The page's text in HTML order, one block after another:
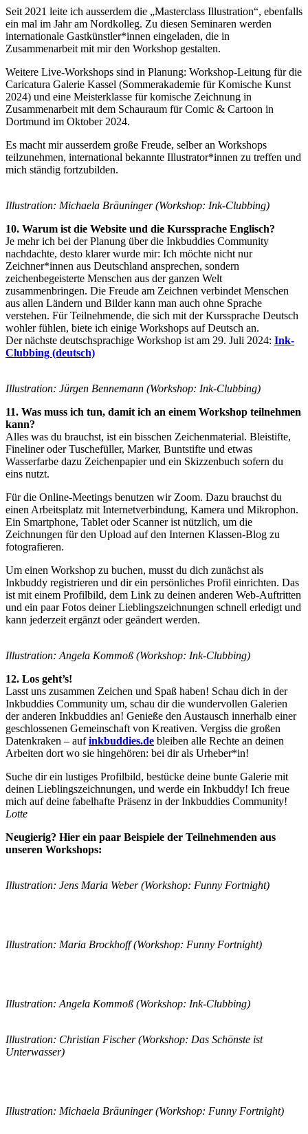
Seit 2021 leite ich ausserdem die „Masterclass Illustration“, ebenfalls
ein mal im Jahr am Nordkolleg. Zu diesen Seminaren werden
internationale Gastkünstler*innen eingeladen, die in
Zusammenarbeit mit mir den Workshop gestalten.
Weitere Live-Workshops sind in Planung: Workshop-Leitung für die
Caricatura Galerie Kassel (Sommerakademie für Komische Kunst
2024) und eine Meisterklasse für komische Zeichnung in
Zusammenarbeit mit dem Schauraum für Comic & Cartoon in
Dortmund im Oktober 2024.
Es macht mir ausserdem große Freude, selber an Workshops
teilzunehmen, international bekannte Illustrator*innen zu treffen und
mich ständig fortzubilden.
Illustration: Michaela Bräuninger (Workshop: Ink-Clubbing)
10. Warum ist die Website und die Kurssprache Englisch?
Je mehr ich bei der Planung über die Inkbuddies Community
nachdachte, desto klarer wurde mir: Ich möchte nicht nur
Zeichner*innen aus Deutschland ansprechen, sondern
zeichenbegeisterte Menschen aus der ganzen Welt
zusammenbringen. Die Freude am Zeichnen verbindet Menschen
aus allen Ländern und Bilder kann man auch ohne Sprache
verstehen. Für Teilnehmende, die sich mit der Kurssprache Deutsch
wohler fühlen, biete ich einige Workshops auf Deutsch an.
Der nächste deutschsprachige Workshop ist am 29. Juli 2024: Ink-
Clubbing (deutsch)
Illustration: Jürgen Bennemann (Workshop: Ink-Clubbing)
11. Was muss ich tun, damit ich an einem Workshop teilnehmen
kann?
Alles was du brauchst, ist ein bisschen Zeichenmaterial. Bleistifte,
Fineliner oder Tuschefüller, Marker, Buntstifte und etwas
Wasserfarbe dazu Zeichenpapier und ein Skizzenbuch sofern du
eins nutzt.
Für die Online-Meetings benutzen wir Zoom. Dazu brauchst du
einen Arbeitsplatz mit Internetverbindung, Kamera und Mikrophon.
Ein Smartphone, Tablet oder Scanner ist nützlich, um die
Zeichnungen für den Upload auf den Internen Klassen-Blog zu
fotografieren.
Um einen Workshop zu buchen, musst du dich zunächst als
Inkbuddy registrieren und dir ein persönliches Profil einrichten. Das
ist mit einem Profilbild, dem Link zu deinen anderen Web-Auftritten
und ein paar Fotos deiner Lieblingszeichnungen schnell erledigt und
kann jederzeit ergänzt oder geändert werden.
Illustration: Angela Kommoß (Workshop: Ink-Clubbing)
12. Los geht’s!
Lasst uns zusammen Zeichen und Spaß haben! Schau dich in der
Inkbuddies Community um, schau dir die wundervollen Galerien
der anderen Inkbuddies an! Genieße den Austausch innerhalb einer
geschlossenen Gemeinschaft von Kreativen. Vergiss die großen
Datenkraken – aufinkbuddies.de bleiben alle Rechte an deinen
Arbeiten dort wo sie hingehören: bei dir als Urheber*in!
Suche dir ein lustiges Profilbild, bestücke deine bunte Galerie mit
deinen Lieblingszeichnungen, und werde ein Inkbuddy! Ich freue
mich auf deine fabelhafte Präsenz in der Inkbuddies Community!
Lotte
Neugierig? Hier ein paar Beispiele der Teilnehmenden aus
unseren Workshops:
Illustration: Jens Maria Weber (Workshop: Funny Fortnight)
Illustration: Maria Brockhoff (Workshop: Funny Fortnight)
Illustration: Angela Kommoß (Workshop: Ink-Clubbing)
Illustration: Christian Fischer (Workshop: Das Schönste ist
Unterwasser)
Illustration: Michaela Bräuninger (Workshop: Funny Fortnight)